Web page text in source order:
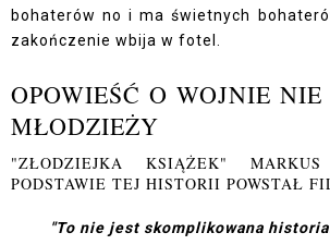
bohaterów no i ma świetnych
zakończenie wbija w fotel.
OPOWIEŚĆ O WOJNIE
MŁODZIEŻY
"ZŁODZIEJKA KSIĄŻEK"
PODSTAWIE TEJ HISTORII POWSTAŁ
"To nie jest skomplikowana